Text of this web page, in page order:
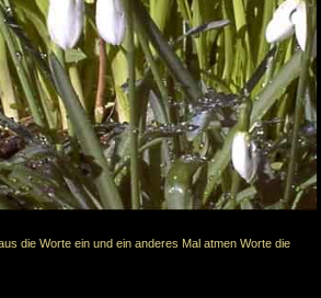
die Worte ein und ein anderes Mal atmen Worte die